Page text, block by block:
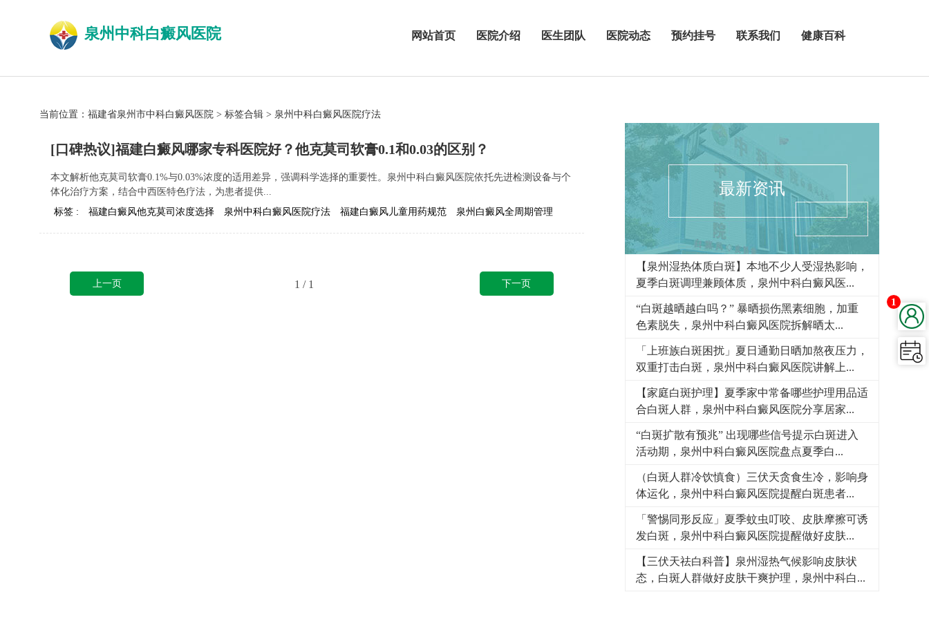
1
泉州中科白癜风医院 网站首页 医院介绍 医生团队 医院动态 预约挂号 联系我们 健康百科
当前位置： 福建省泉州市中科白癜风医院 > 标签合辑 > 泉州中科白癜风医院疗法
[口碑热议]福建白癜风哪家专科医院好？他克莫司软膏0.1和0.03的区别？
本文解析他克莫司软膏0.1%与0.03%浓度的适用差异，强调科学选择的重要性。泉州中科白癜风医院依托先进检测设备与个
体化治疗方案，结合中西医特色疗法，为患者提供...
标签 :
福建白癜风他克莫司浓度选择 泉州中科白癜风医院疗法 福建白癜风儿童用药规范 泉州白癜风全周期管理
上一页 1 / 1 下一页
最新资讯
【泉州湿热体质白斑】本地不少人受湿热影响，
夏季白斑调理兼顾体质，泉州中科白癜风医...
“白斑越晒越白吗？” 暴晒损伤黑素细胞，加重
色素脱失，泉州中科白癜风医院拆解晒太...
「上班族白斑困扰」夏日通勤日晒加熬夜压力，
双重打击白斑，泉州中科白癜风医院讲解上...
【家庭白斑护理】夏季家中常备哪些护理用品适
合白斑人群，泉州中科白癜风医院分享居家...
“白斑扩散有预兆” 出现哪些信号提示白斑进入
活动期，泉州中科白癜风医院盘点夏季白...
（白斑人群冷饮慎食）三伏天贪食生冷，影响身
体运化，泉州中科白癜风医院提醒白斑患者...
「警惕同形反应」夏季蚊虫叮咬、皮肤摩擦可诱
发白斑，泉州中科白癜风医院提醒做好皮肤...
【三伏天祛白科普】泉州湿热气候影响皮肤状
态，白斑人群做好皮肤干爽护理，泉州中科白...